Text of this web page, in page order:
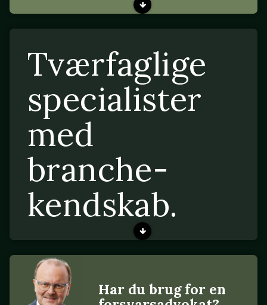
Tværfaglige
specialister
med
branche-
kendskab.
Har du brug for en